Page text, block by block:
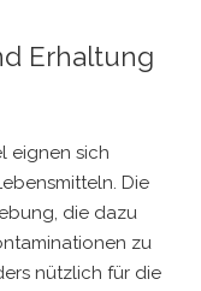
Erhaltung
eignen sich
Die
die dazu
zu
nützlich für die